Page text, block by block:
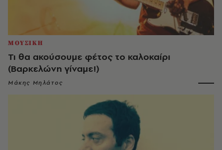
ΜΟΥΣΙΚΗ
Τι θα ακούσουμε φέτος το καλοκαίρι
(Βαρκελώνη γίναμε!)
Μάκης Μηλάτος